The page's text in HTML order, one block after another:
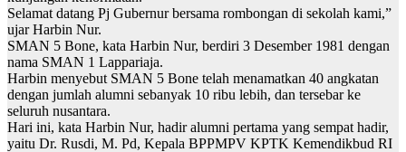
Selamat datang Pj Gubernur bersama rombongan di sekolah kami,”
ujar Harbin Nur.
SMAN 5 Bone, kata Harbin Nur, berdiri 3 Desember 1981 dengan
nama SMAN 1 Lappariaja.
Harbin menyebut SMAN 5 Bone telah menamatkan 40 angkatan
dengan jumlah alumni sebanyak 10 ribu lebih, dan tersebar ke
seluruh nusantara.
Hari ini, kata Harbin Nur, hadir alumni pertama yang sempat hadir,
yaitu Dr. Rusdi, M. Pd, Kepala BPPMPV KPTK Kemendikbud RI